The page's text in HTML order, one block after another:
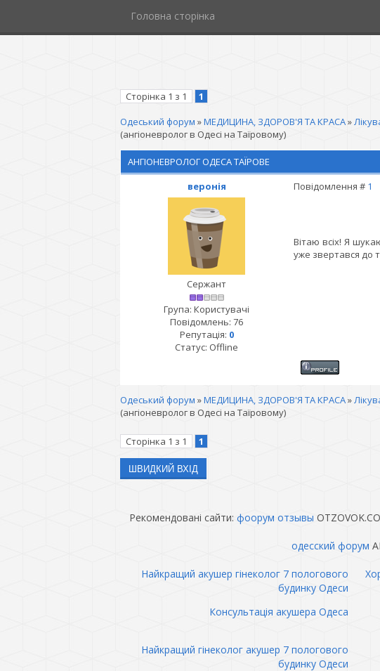
Головна сторінка
Сторінка 1 з 1
1
Одеський форум »МЕДИЦИНА, ЗДОРОВ'Я ТА КРАСА»
(ангіоневролог в Одесі на Таїровому)
АНГІОНЕВРОЛОГ ОДЕСА ТАЇРОВЕ
веронія
Повідомлення # 1
Сержант
Група: Користувачі
Повідомлень: 76
Репутація: 0
Статус: Offline
Вітаю всіх! Я
уже звертався до
Одеський форум »МЕДИЦИНА, ЗДОРОВ'Я ТА КРАСА»
(ангіоневролог в Одесі на Таїровому)
Сторінка 1 з 1
1
Рекомендовані сайти: фоорум отзывы
одесский форум
Найкращий акушер гінеколог 7 пологового
будинку Одеси
Консультація акушера Одеса
Найкращий гінеколог акушер 7 пологового
будинку Одеси